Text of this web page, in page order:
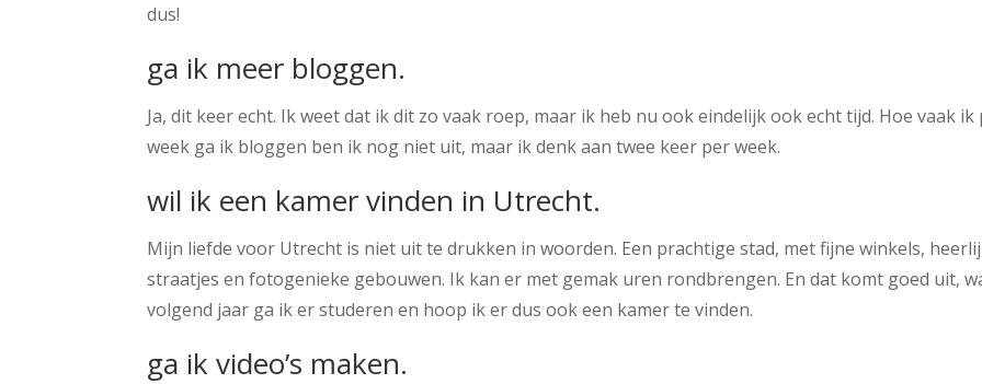
dus!
ga ik meer bloggen.
Ja, dit keer echt. Ik weet dat ik dit zo vaak roep, maar ik heb nu ook eindelijk ook echt tijd. Hoe vaak ik
week ga ik bloggen ben ik nog niet uit, maar ik denk aan twee keer per week.
wil ik een kamer vinden in Utrecht.
Mijn liefde voor Utrecht is niet uit te drukken in woorden. Een prachtige stad, met fijne winkels,
straatjes en fotogenieke gebouwen. Ik kan er met gemak uren rondbrengen. En dat komt goed uit,
volgend jaar ga ik er studeren en hoop ik er dus ook een kamer te vinden.
ga ik video’s maken.